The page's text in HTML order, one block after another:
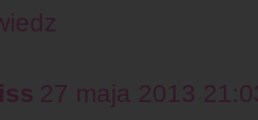
27 maja 2013